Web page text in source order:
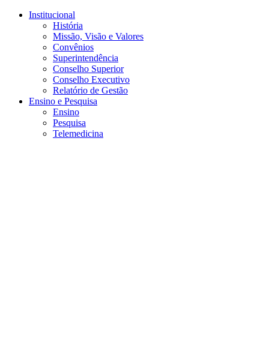
Conteúdo principal
Institucional
História
Missão, Visão e Valores
Convênios
Superintendência
Conselho Superior
Conselho Executivo
Relatório de Gestão
Ensino e Pesquisa
Ensino
Pesquisa
Telemedicina